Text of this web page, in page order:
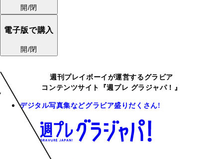
開/閉
電子版で購入
開/閉
週刊プレイボーイが運営するグラビア
コンテンツサイト『週プレ グラジャパ！』
デジタル写真集などグラビア盛りだくさん!